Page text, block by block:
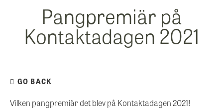
Pangpremiär på
Kontaktadagen 2021
GO BACK
Vilken pangpremiär det blev på Kontaktadagen 2021!